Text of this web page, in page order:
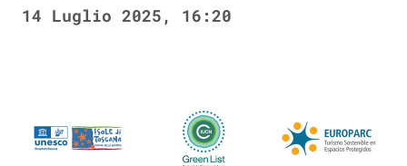
14 Luglio 2025, 16:20